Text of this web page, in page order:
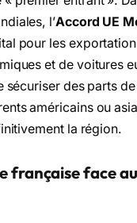
l’Accord UE
pour les
et de voitures
sécuriser des parts
américains ou
la région.
française face